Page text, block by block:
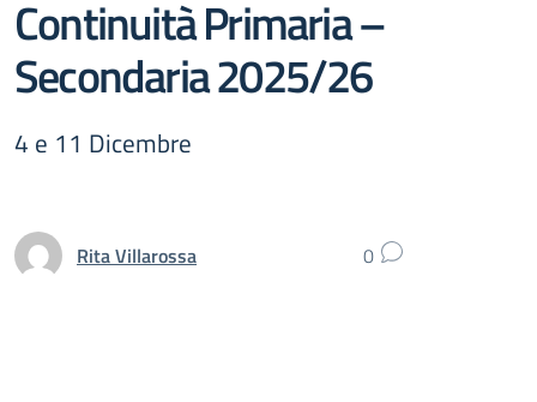
Continuità Primaria –
Secondaria 2025/26
4 e 11 Dicembre
Rita Villarossa 0